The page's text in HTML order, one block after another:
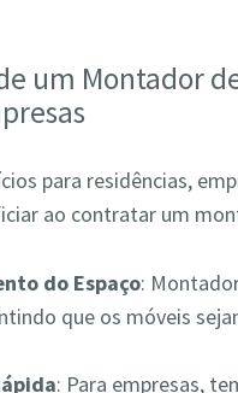
um Montador
para residências,
ao contratar um
do Espaço:
que os móveis
: Para empresas,